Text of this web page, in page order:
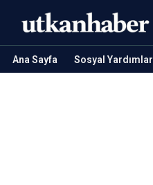
Ana Sayfa Sosyal Yardımlar